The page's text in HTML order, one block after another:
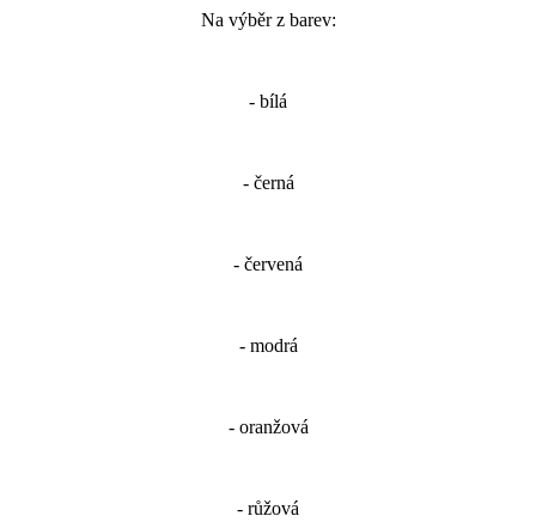
Na výběr z barev:
- bílá
- černá
- červená
- modrá
- oranžová
- růžová